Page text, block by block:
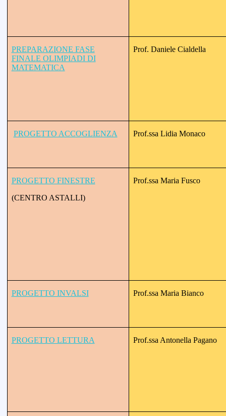
PREPARAZIONE FASE
FINALE OLIMPIADI DI
MATEMATICA
Prof. Daniele Cialdella
PROGETTO ACCOGLIENZA Prof.ssa Lidia Monaco
PROGETTO FINESTRE
(CENTRO ASTALLI)
Prof.ssa Maria Fusco
PROGETTO INVALSI Prof.ssa Maria Bianco
PROGETTO LETTURA Prof.ssa Antonella Pagano